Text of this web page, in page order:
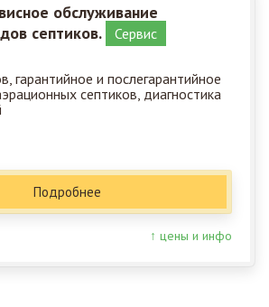
обслуживание
септиков.
Сервис
гарантийное и послегарантийное
септиков, диагностика
Подробнее
↑ цены и инфо